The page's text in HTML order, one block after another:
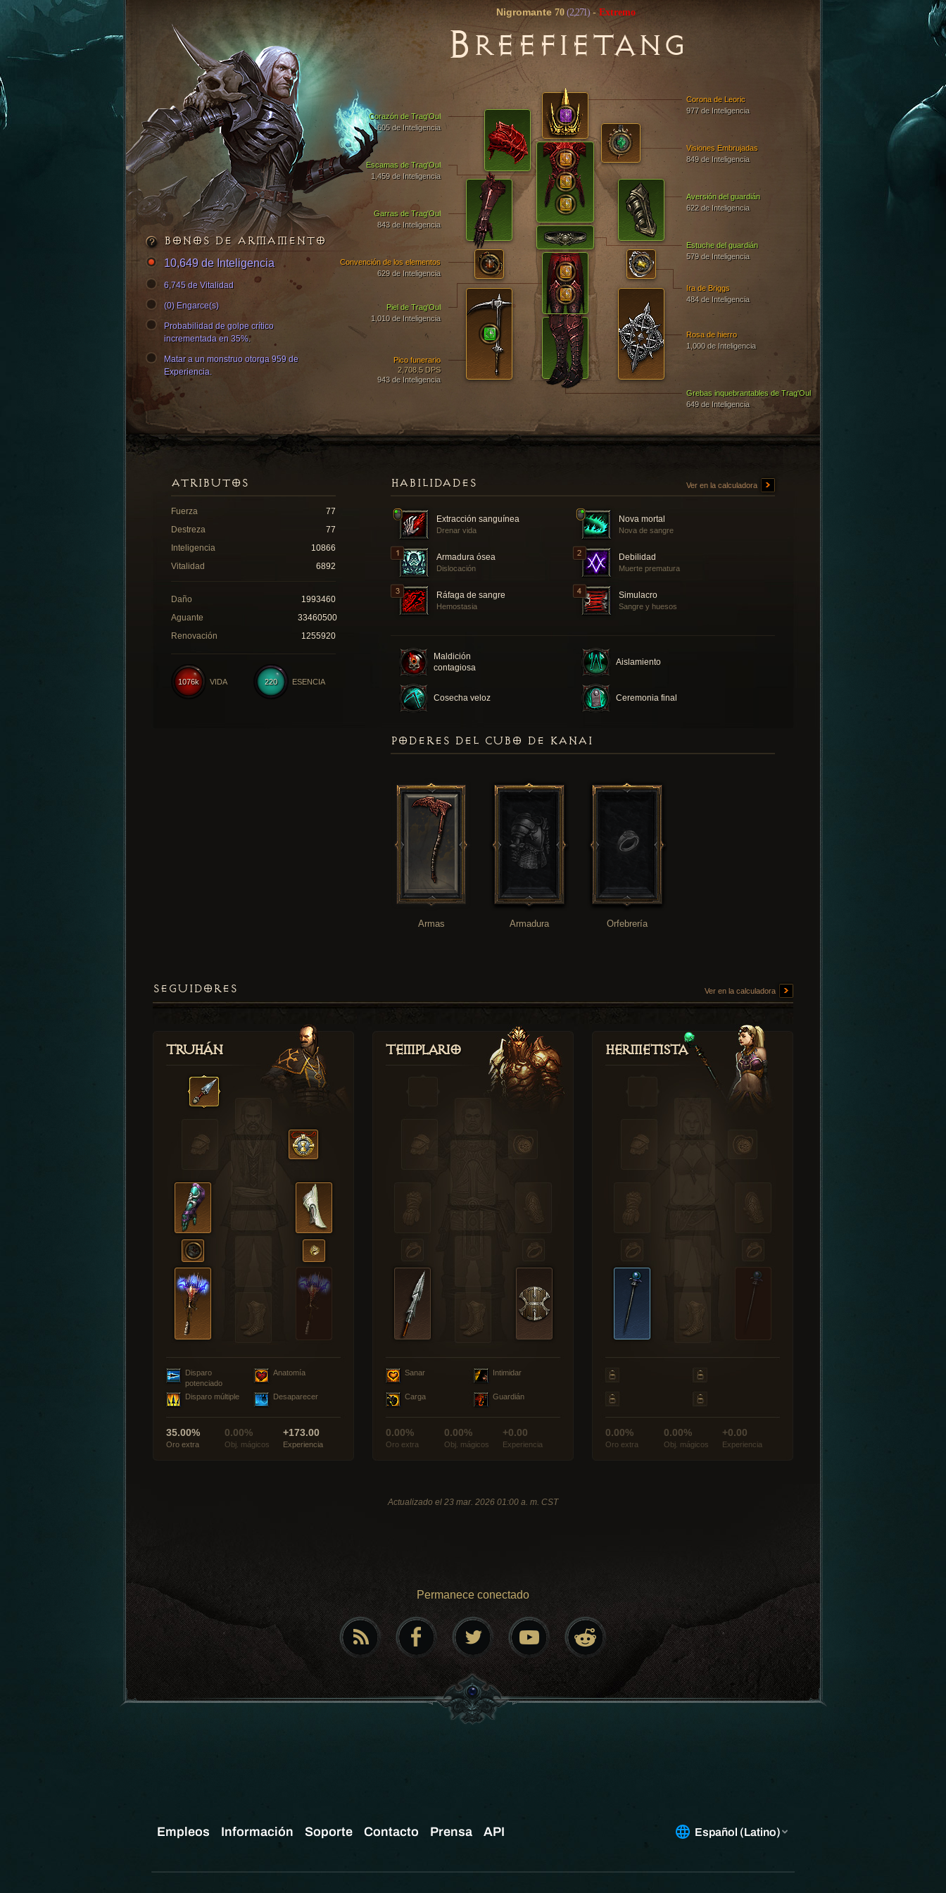
Nigromante 70 (2,271) - Extremo
BREEFIETANG
Corona de Leoric
977 de Inteligencia
Escamas de Trag'Oul
1,459 de Inteligencia
Grebas inquebrantables de Trag'Oul
649 de Inteligencia
Garras de Trag'Oul
843 de Inteligencia
Corazón de Trag'Oul
605 de Inteligencia
Piel de Trag'Oul
1,010 de Inteligencia
Aversión del guardián
622 de Inteligencia
Pico funerario
2,708.5 DPS
943 de Inteligencia
Rosa de hierro
1,000 de Inteligencia
Estuche del guardián
579 de Inteligencia
Ira de Briggs
484 de Inteligencia
Convención de los elementos
629 de Inteligencia
Visiones Embrujadas
849 de Inteligencia
BONOS DE ARMAMENTO
10,649 de Inteligencia
6,745 de Vitalidad
(0) Engarce(s)
Probabilidad de golpe crítico
incrementada en 35%.
Matar a un monstruo otorga 959 de
Experiencia.
HABILIDADES Ver en la calculadora
Extracción sanguínea
Drenar vida
Nova mortal
Nova de sangre
Armadura ósea
Dislocación
Debilidad
Muerte prematura
Ráfaga de sangre
Hemostasia
Simulacro
Sangre y huesos
Maldición
contagiosa
Aislamiento
Cosecha veloz Ceremonia final
ATRIBUTOS
Fuerza
77
Destreza
77
Inteligencia
10866
Vitalidad
6892
Daño
1993460
Aguante
33460500
Renovación
1255920
220 ESENCIA
1076k VIDA
PODERES DEL CUBO DE KANAI
Armas Armadura Orfebrería
SEGUIDORES Ver en la calculadora
Truhán
Disparo
potenciado
Anatomía
Disparo múltiple Desaparecer
35.00%
Oro extra
0.00%
Obj. mágicos
+173.00
Experiencia
Templario
Sanar Intimidar
Carga Guardián
0.00%
Oro extra
0.00%
Obj. mágicos
+0.00
Experiencia
Hermetista
0.00%
Oro extra
0.00%
Obj. mágicos
+0.00
Experiencia
Actualizado el 23 mar. 2026 01:00 a. m. CST
Permanece conectado